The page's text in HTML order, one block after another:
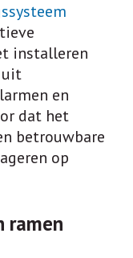
installeren
uit
en
dat het
betrouwbare
op
ramen